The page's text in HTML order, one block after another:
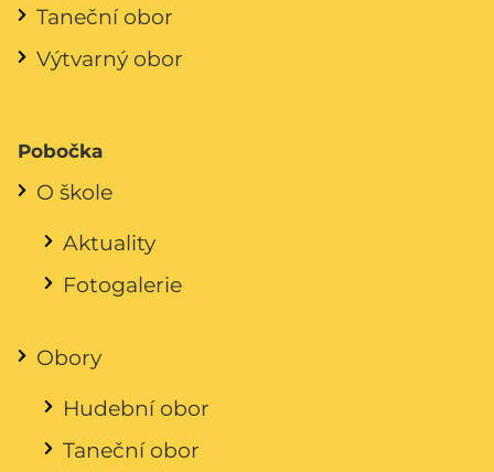
Taneční obor
Výtvarný obor
Pobočka
O škole
Aktuality
Fotogalerie
Obory
Hudební obor
Taneční obor